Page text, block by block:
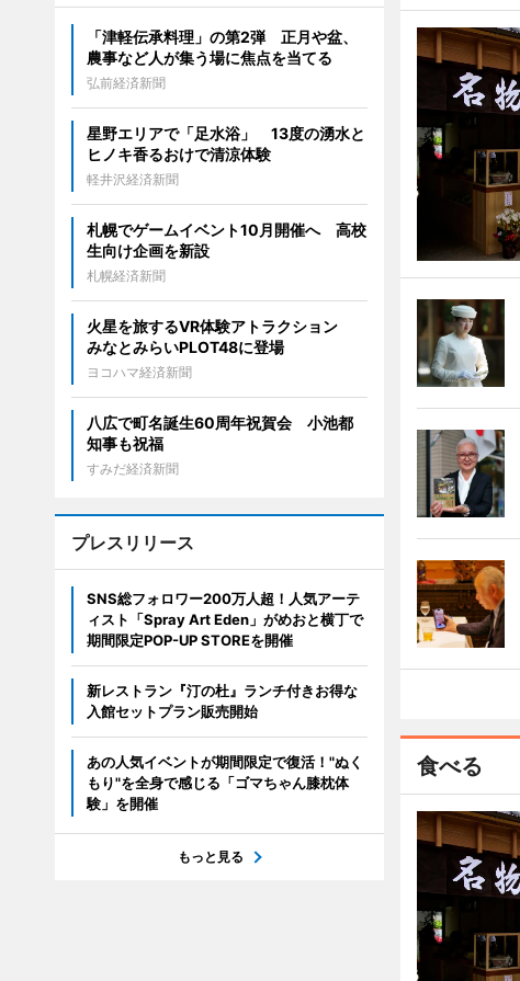
食べる
「津軽伝承料理」の第2弾 正月や盆、
農事など人が集う場に焦点を当てる
弘前経済新聞
星野エリアで「足水浴」 13度の湧水と
ヒノキ香るおけで清涼体験
軽井沢経済新聞
札幌でゲームイベント10月開催へ 高校
生向け企画を新設
札幌経済新聞
火星を旅するVR体験アトラクション
みなとみらいPLOT48に登場
ヨコハマ経済新聞
八広で町名誕生60周年祝賀会 小池都
知事も祝福
すみだ経済新聞
プレスリリース
SNS総フォロワー200万人超！人気アーテ
ィスト「Spray Art Eden」がめおと横丁で
期間限定POP-UP STOREを開催
新レストラン『汀の杜』ランチ付きお得な
入館セットプラン販売開始
あの人気イベントが期間限定で復活！"ぬく
もり"を全身で感じる「ゴマちゃん膝枕体
験」を開催
もっと見る